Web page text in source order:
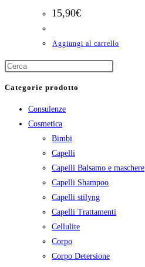
15,90€
Aggiungi al carrello
Categorie prodotto
Consulenze
Cosmetica
Bimbi
Capelli
Capelli Balsamo e maschere
Capelli Shampoo
Capelli stilyng
Capelli Trattamenti
Cellulite
Corpo
Corpo Detersione